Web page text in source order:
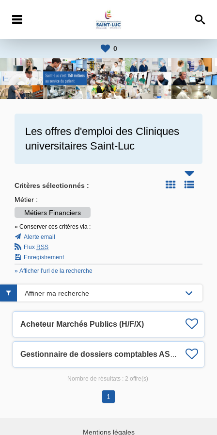
0
Les offres d'emploi des Cliniques
universitaires Saint-Luc
Critères sélectionnés :
Métier :
Métiers Financiers
» Conserver ces critères via :
Alerte email
Flux RSS
Enregistrement
» Afficher l'url de la recherche
Acheteur Marchés Publics (H/F/X)
Gestionnaire de dossiers comptables ASBL (H/F/X)
Affiner ma recherche
Nombre de résultats : 2 offre(s)
1
Mentions légales